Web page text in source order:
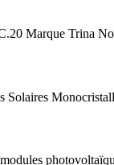
Marque Trina